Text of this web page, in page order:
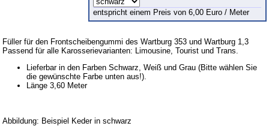
Barkas B 1000
Skoda
Anhänger
Sonderanfertigungen
KFZ-Leitungen & Zubehör
entspricht einem Preis von 6,00 Euro / Meter
Füller für den Frontscheibengummi des Wartburg 353 und Wartburg 1,3
Passend für alle Karosserievarianten: Limousine, Tourist und Trans.
Lieferbar in den Farben Schwarz, Weiß und Grau (Bitte wählen Sie
die gewünschte Farbe unten aus!).
Länge 3,60 Meter
Abbildung: Beispiel Keder in schwarz